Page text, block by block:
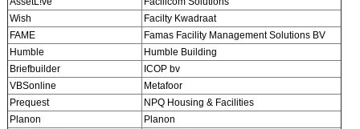
Wish
Facilty Kwadraat
FAME
Famas Facility Management Solutions BV
Humble
Humble Building
Briefbuilder
ICOP bv
VBSonline
Metafoor
Prequest
NPQ Housing & Facilities
Planon
Planon